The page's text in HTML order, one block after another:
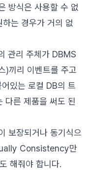
방식은 사용할 수 없
는 경우가 거의 없
관리 주체가 DBMS
)끼리 이벤트를 주고
있는 로컬 DB의 트
다른 제품을 써도 된
보장되거나 동기식으
Consistency만
해줘야 합니다.